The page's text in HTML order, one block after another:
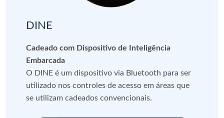
DINE
Cadeado com Dispositivo de Inteligência
Embarcada
O DINE é um dispositivo via Bluetooth para ser
utilizado nos controles de acesso em áreas que
se utilizam cadeados convencionais.